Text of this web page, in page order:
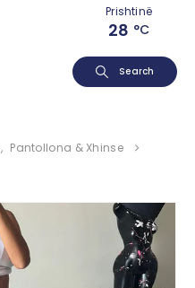
Prishtinë
28 °C
Search
, Pantollona & Xhinse